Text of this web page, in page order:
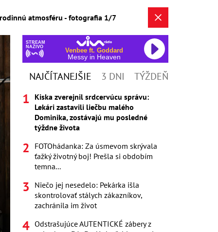
atmosféru - fotografia 1/7
STREAM
NAŽIVO
Venbee ft. Goddard
Messy in Heaven
NAJČÍTANEJŠIE 3 DNI TÝŽDEŇ
Kiska zverejnil srdcervúcu správu:
Lekári zastavili liečbu malého
Dominika, zostávajú mu posledné
týždne života
FOTOhádanka: Za úsmevom skrývala
ťažký životný boj! Prešla si obdobím
temna...
Niečo jej nesedelo: Pekárka išla
skontrolovať stálych zákazníkov,
zachránila im život
Odstrašujúce AUTENTICKÉ zábery z